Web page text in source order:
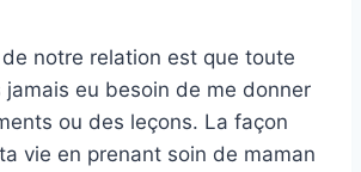
notre relation est que toute
jamais eu besoin de me donner
ou des leçons. La façon
vie en prenant soin de maman